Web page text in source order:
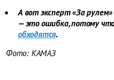
А вот эксперт «За
— это ошибка, потому
обходятся.
Фото: КАМАЗ